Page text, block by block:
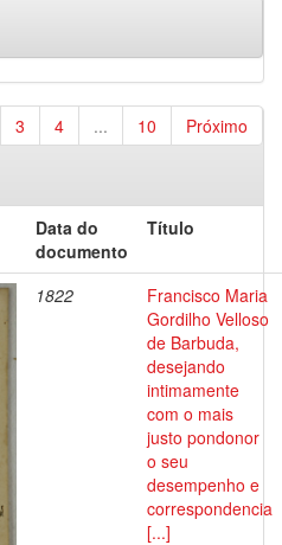
3 4 ... 10 Próximo
Data do
documento
Título
1822
Francisco Maria
Gordilho Velloso
de Barbuda,
desejando
intimamente
com o mais
justo pondonor
o seu
desempenho e
correspondencia
[...]